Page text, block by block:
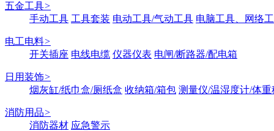
五金工具>
手动工具 工具套装 电动工具/气动工具 电脑工具、网络
电工电料>
开关插座 电线电缆 仪器仪表 电闸/断路器/配电箱
日用装饰>
烟灰缸/纸巾盒/厕纸盒 收纳箱/箱包 测量仪/温湿度计/体重
消防用品>
消防器材 应急警示